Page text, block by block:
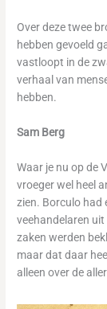
Over deze twee
hebben gevoeld
vastloopt in de
verhaal van
hebben.
Sam Berg
Waar je nu op de
vroeger wel heel
zien. Borculo had
veehandelaren uit
zaken werden
maar dat daar
alleen over de